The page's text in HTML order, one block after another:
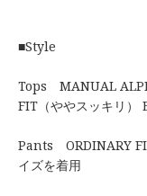
■Style
Tops MANUAL
FIT（ややスッキリ）
Pants ORDINARY
イズを着用